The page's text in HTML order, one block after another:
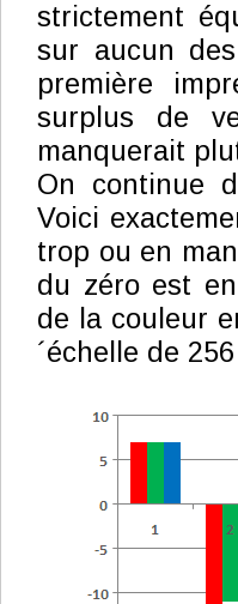
strictement
sur aucun
première
surplus de
manquerait
On continue
Voici
trop ou en
du zéro est
de la couleur
´échelle de